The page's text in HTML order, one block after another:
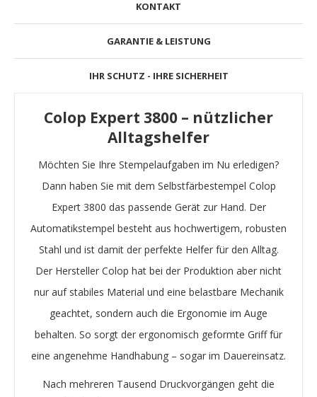
KONTAKT
GARANTIE & LEISTUNG
IHR SCHUTZ - IHRE SICHERHEIT
Colop Expert 3800 – nützlicher
Alltagshelfer
Möchten Sie Ihre Stempelaufgaben im Nu erledigen?
Dann haben Sie mit dem Selbstfärbestempel Colop
Expert 3800 das passende Gerät zur Hand. Der
Automatikstempel besteht aus hochwertigem, robusten
Stahl und ist damit der perfekte Helfer für den Alltag.
Der Hersteller Colop hat bei der Produktion aber nicht
nur auf stabiles Material und eine belastbare Mechanik
geachtet, sondern auch die Ergonomie im Auge
behalten. So sorgt der ergonomisch geformte Griff für
eine angenehme Handhabung – sogar im Dauereinsatz.
Nach mehreren Tausend Druckvorgängen geht die